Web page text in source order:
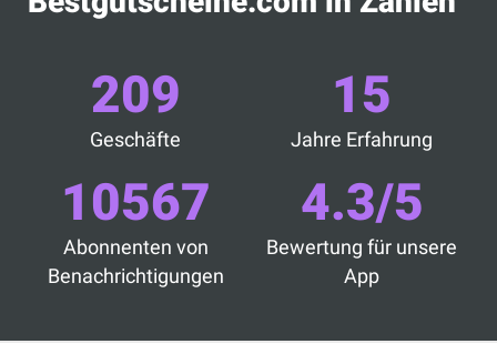
209
Geschäfte
15
Jahre Erfahrung
10567
Abonnenten von
Benachrichtigungen
4.3/5
Bewertung für unsere
App